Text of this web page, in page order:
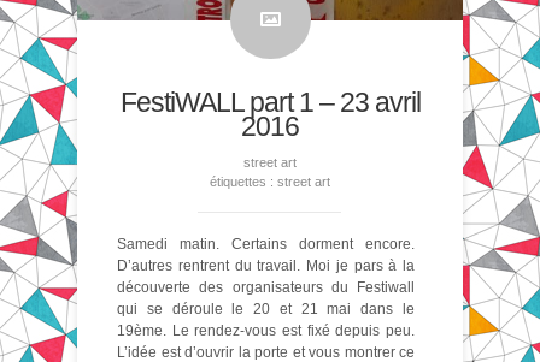
FestiWALL part 1 – 23 avril
2016
street art
étiquettes : street art
Samedi matin. Certains dorment encore.
D’autres rentrent du travail. Moi je pars à la
découverte des organisateurs du Festiwall
qui se déroule le 20 et 21 mai dans le
19ème. Le rendez-vous est fixé depuis peu.
L’idée est d’ouvrir la porte et vous montrer ce